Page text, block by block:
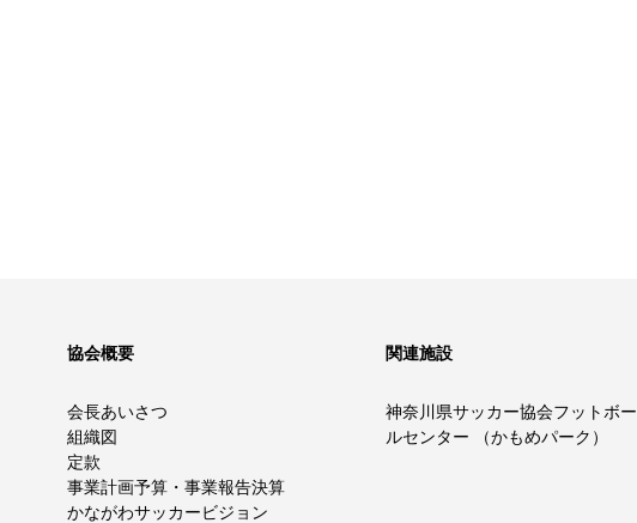
協会概要
会長あいさつ
組織図
定款
事業計画予算・事業報告決算
かながわサッカービジョン
関連施設
神奈川県サッカー協会フットボー
ルセンター （かもめパーク）